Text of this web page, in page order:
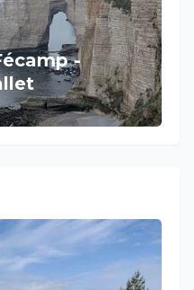
-